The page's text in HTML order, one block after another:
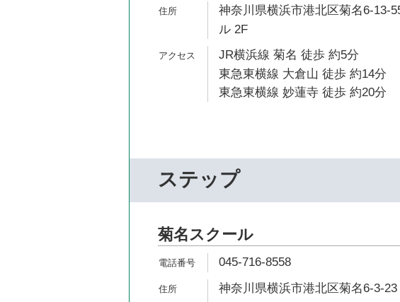
神奈川県横浜市港北区菊名6-13-
ル 2F
JR横浜線 菊名 徒歩 約5分
東急東横線 大倉山 徒歩 約14分
東急東横線 妙蓮寺 徒歩 約20分
ステップ
菊名スクール
045-716-8558
神奈川県横浜市港北区菊名6-3-